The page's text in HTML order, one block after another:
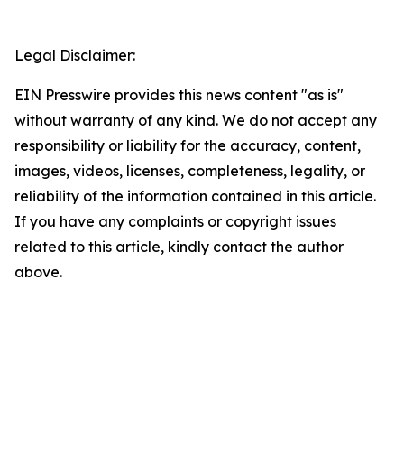
Legal Disclaimer:
EIN Presswire provides this news content "as is"
without warranty of any kind. We do not accept any
responsibility or liability for the accuracy, content,
images, videos, licenses, completeness, legality, or
reliability of the information contained in this article.
If you have any complaints or copyright issues
related to this article, kindly contact the author
above.